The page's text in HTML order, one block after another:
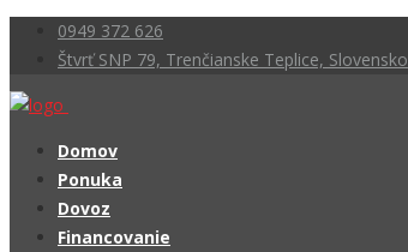
0949 372 626
Štvrť SNP 79, Trenčianske Teplice, Slovensko
Domov
Ponuka
Dovoz
Financovanie